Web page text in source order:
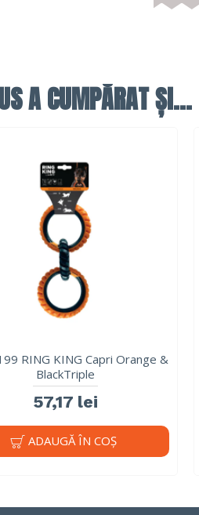
A CUMPĂRAT ȘI...
RING KING Capri Orange &
BlackTriple
57,17 lei
ADAUGĂ ÎN COŞ